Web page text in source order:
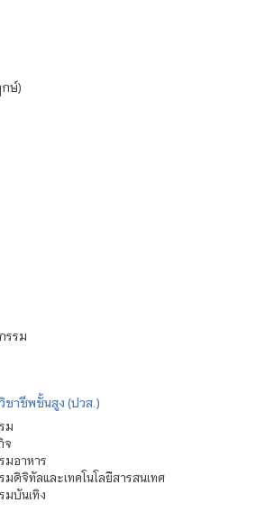
ษ์)
รรม
าชีพชั้นสูง (ปวส.)
ม
จ
มอาหาร
ดิจิทัลและเทคโนโลยีสารสนเทศ
มบันเทิง